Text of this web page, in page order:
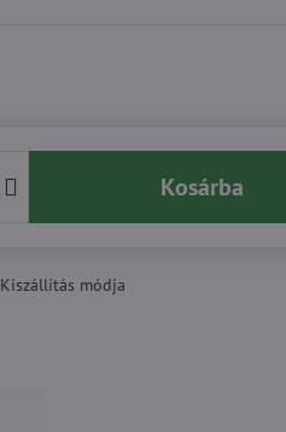
Kosárba
Kiszállítás módja